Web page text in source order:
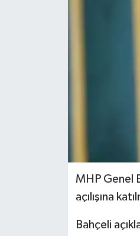
MHP Genel
açılışına
Bahçeli